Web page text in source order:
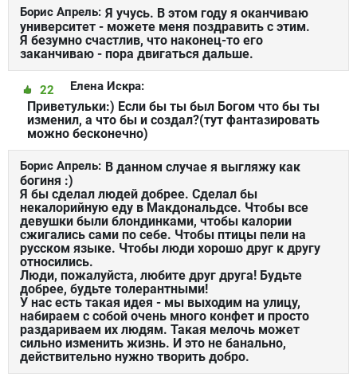
Борис Апрель: Я учусь. В этом году я оканчиваю
университет - можете меня поздравить с этим.
Я безумно счастлив, что наконец-то его
заканчиваю - пора двигаться дальше.
Елена Искра:
22
Приветульки:) Если бы ты был Богом что бы ты
изменил, а что бы и создал?(тут фантазировать
можно бесконечно)
Борис Апрель: В данном случае я выгляжу как
богиня :)
Я бы сделал людей добрее. Сделал бы
некалорийную еду в Макдональдсе. Чтобы все
девушки были блондинками, чтобы калории
сжигались сами по себе. Чтобы птицы пели на
русском языке. Чтобы люди хорошо друг к другу
относились.
Люди, пожалуйста, любите друг друга! Будьте
добрее, будьте толерантными!
У нас есть такая идея - мы выходим на улицу,
набираем с собой очень много конфет и просто
раздариваем их людям. Такая мелочь может
сильно изменить жизнь. И это не банально,
действительно нужно творить добро.